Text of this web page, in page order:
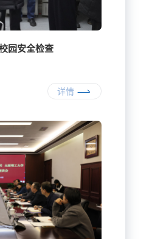
园安全检查
详情